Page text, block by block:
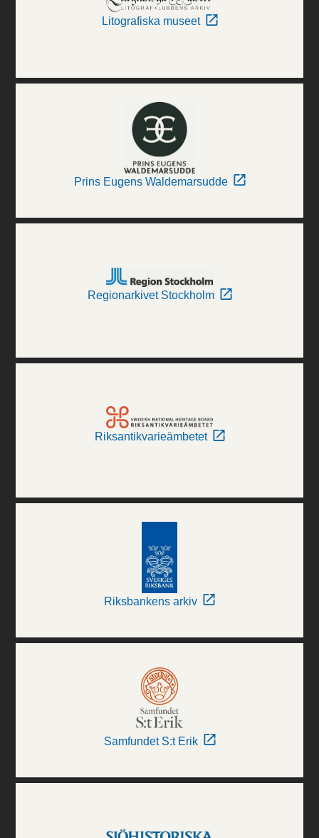
Litografiska museet
Prins Eugens Waldemarsudde
Regionarkivet Stockholm
Riksantikvarieämbetet
Riksbankens arkiv
Samfundet S:t Erik